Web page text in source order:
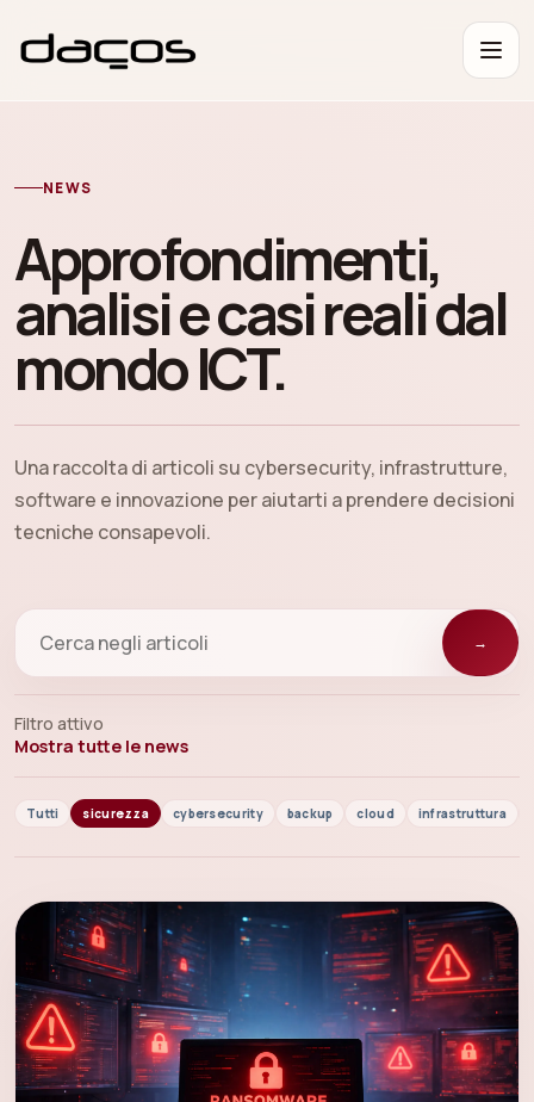
NEWS
Approfondimenti,
analisi e casi reali dal
mondo ICT.
Una raccolta di articoli su cybersecurity, infrastrutture,
software e innovazione per aiutarti a prendere decisioni
tecniche consapevoli.
→
Filtro attivo
Mostra tutte le news
Tutti sicurezza cybersecurity backup cloud infrastruttura